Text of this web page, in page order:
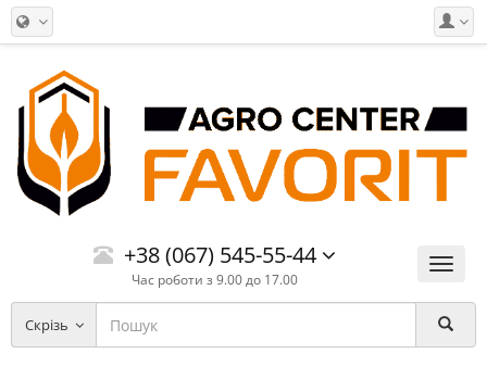
Меню
+38 (067) 545-55-44
Час роботи з 9.00 до 17.00
Скрізь